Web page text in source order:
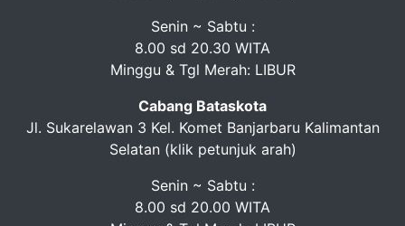
Senin ~ Sabtu :
8.00 sd 20.30 WITA
Minggu & Tgl Merah: LIBUR
Cabang Bataskota
Jl. Sukarelawan 3 Kel. Komet Banjarbaru Kalimantan
Selatan (klik petunjuk arah)
Senin ~ Sabtu :
8.00 sd 20.00 WITA